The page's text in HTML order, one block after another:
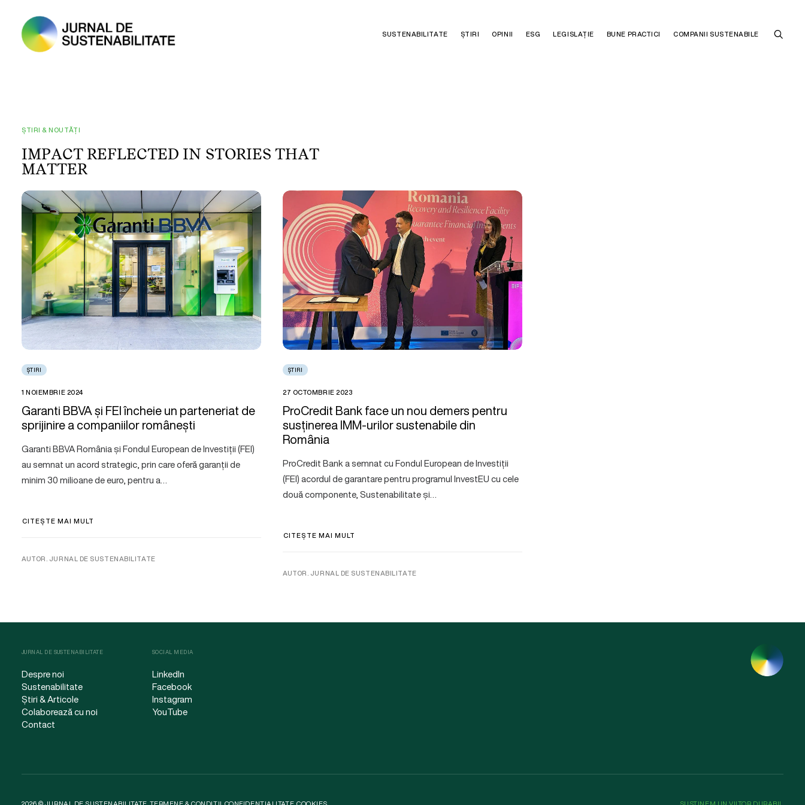
SUSTENABILITATE ȘTIRI OPINII ESG LEGISLAȚIE BUNE PRACTICI COMPANII SUSTENABILE
ȘTIRI & NOUTĂȚI
IMPACT REFLECTED IN STORIES THAT
MATTER
ȘTIRI
1 NOIEMBRIE 2024
Garanti BBVA și FEI încheie un parteneriat de
sprijinire a companiilor românești
Garanti BBVA România și Fondul European de Investiții (FEI)
au semnat un acord strategic, prin care oferă garanții de
minim 30 milioane de euro, pentru a…
CITEȘTE MAI MULT
AUTOR. JURNAL DE SUSTENABILITATE
ȘTIRI
27 OCTOMBRIE 2023
ProCredit Bank face un nou demers pentru
susținerea IMM-urilor sustenabile din
România
ProCredit Bank a semnat cu Fondul European de Investiții
(FEI) acordul de garantare pentru programul InvestEU cu cele
două componente, Sustenabilitate și…
CITEȘTE MAI MULT
AUTOR. JURNAL DE SUSTENABILITATE
JURNAL DE SUSTENABILITATE
Despre noi
Sustenabilitate
Știri & Articole
Colaborează cu noi
Contact
SOCIAL MEDIA
LinkedIn
Facebook
Instagram
YouTube